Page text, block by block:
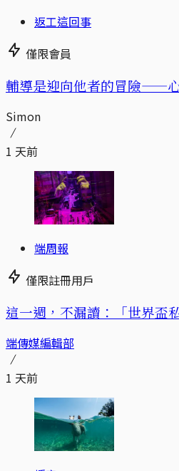
返工這回事
僅限會員
輔導是迎向他者的冒險——
Simon
1 天前
端周報
僅限註冊用戶
這一週，不漏讀：「世界盃
端傳媒編輯部
1 天前